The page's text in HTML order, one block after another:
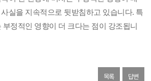
실을 지속적으로 뒷받침하고 있습니다. 특
정적인 영향이 더 크다는 점이 강조됩니
목록 답변